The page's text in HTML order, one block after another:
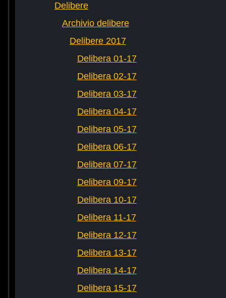
Delibere
Archivio delibere
Delibere 2017
Delibera 01-17
Delibera 02-17
Delibera 03-17
Delibera 04-17
Delibera 05-17
Delibera 06-17
Delibera 07-17
Delibera 09-17
Delibera 10-17
Delibera 11-17
Delibera 12-17
Delibera 13-17
Delibera 14-17
Delibera 15-17